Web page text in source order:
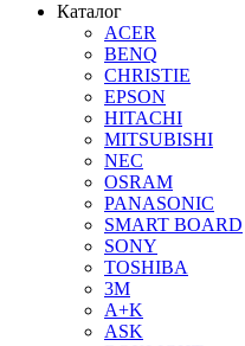
Каталог
ACER
BENQ
CHRISTIE
EPSON
HITACHI
MITSUBISHI
NEC
OSRAM
PANASONIC
SMART BOARD
SONY
TOSHIBA
3М
A+K
ASK